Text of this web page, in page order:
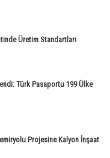
Üretim Standartları
Türk Pasaportu 199 Ülke
Projesine Kalyon İnşaat